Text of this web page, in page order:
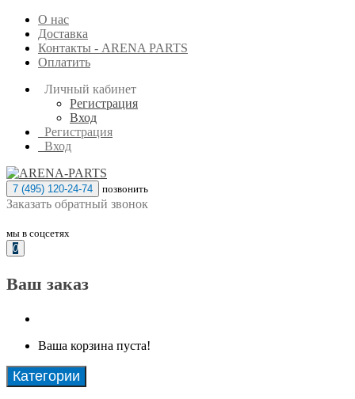
О нас
Доставка
Контакты - ARENA PARTS
Оплатить
Личный кабинет
Регистрация
Вход
Регистрация
Вход
7 (495) 120-24-74 позвонить
Заказать обратный звонок
мы в соцсетях
0
Ваш заказ
Ваша корзина пуста!
Категории